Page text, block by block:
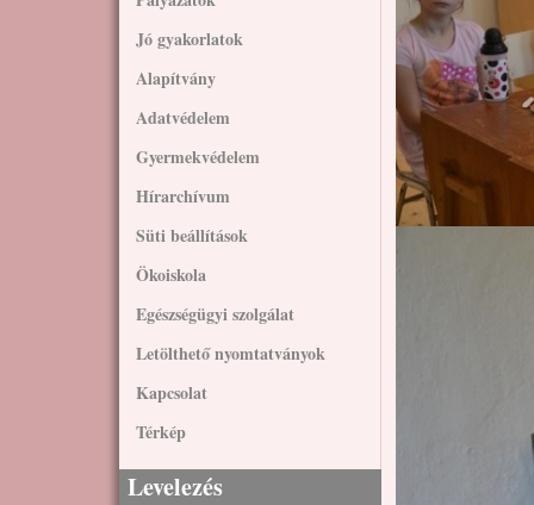
Jó gyakorlatok
Alapítvány
Adatvédelem
Gyermekvédelem
Hírarchívum
Süti beállítások
Ökoiskola
Egészségügyi szolgálat
Letölthető nyomtatványok
Kapcsolat
Térkép
Levelezés